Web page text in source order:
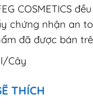
COSMETICS
chứng nhận an
đã được bán
Cây
THÍCH